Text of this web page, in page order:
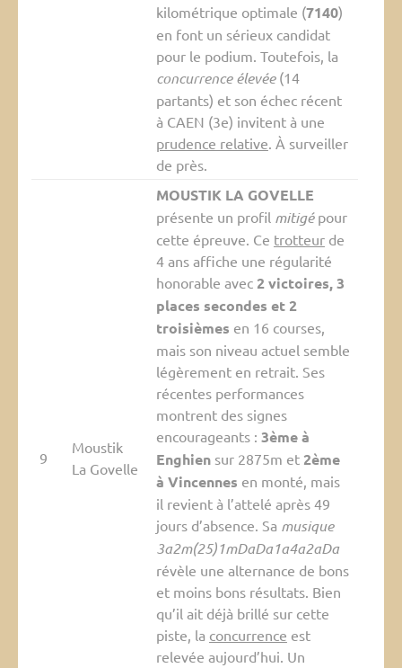
kilométrique optimale (7140)
en font un sérieux candidat
pour le podium. Toutefois, la
concurrence élevée(14
partants) et son échec récent
à CAEN (3e) invitent à une
prudence relative. À surveiller
de près.
9
Moustik
La Govelle
MOUSTIK LA GOVELLE
présente un profil mitigépour
cette épreuve. Ce trotteurde
4 ans affiche une régularité
honorable avec 2 victoires, 3
places secondes et 2
troisièmes en 16 courses,
mais son niveau actuel semble
légèrement en retrait. Ses
récentes performances
montrent des signes
encourageants : 3ème à
Enghiensur 2875m et 2ème
à Vincennes en monté, mais
il revient à l’attelé après 49
jours d’absence. Sa musique
3a2m(25)1mDaDa1a4a2aDa
révèle une alternance de bons
et moins bons résultats. Bien
qu’il ait déjà brillé sur cette
piste, la concurrence est
relevée aujourd’hui. Un